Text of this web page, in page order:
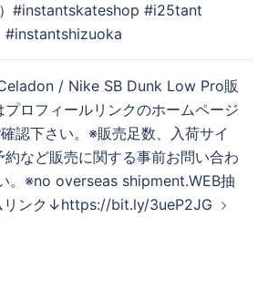
#instantskateshop #i25tant
#instantshizuoka
/ Nike SB Dunk Low Pro 販
ロフィールリンクのホームページ
認下さい。 ※販売足数、入荷サイ
約など販売に関する事前お問い合わ
。 ※no overseas shipment. WEB抽
リンク ↓ https://bit.ly/3ueP2JG